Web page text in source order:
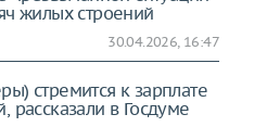
жилых строений
30.04.2026, 16:47
стремится к зарплате
рассказали в Госдуме